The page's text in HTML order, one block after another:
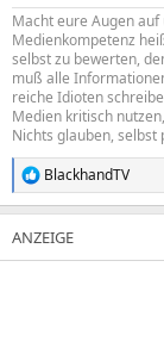
Macht eure Augen
Medienkompetenz
selbst zu bewerten,
muß alle
reiche Idioten
Medien kritisch
Nichts glauben, selbst
R
e
a
k
t
BlackhandTV